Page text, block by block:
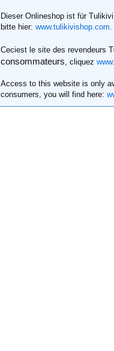
Dieser Onlineshop ist für
bitte hier: www.tulikivishop.com.
Ceciest le site des revendeurs
consommateurs, cliquez
Access to this website is only
consumers, you will find here: